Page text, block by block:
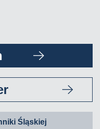
Śląskiej